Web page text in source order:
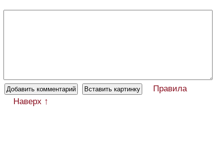
Правила
Наверх ↑